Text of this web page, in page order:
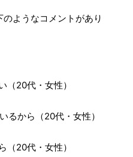
ようなコメントがあり
（20代・女性）
るから（20代・女性）
（20代・女性）